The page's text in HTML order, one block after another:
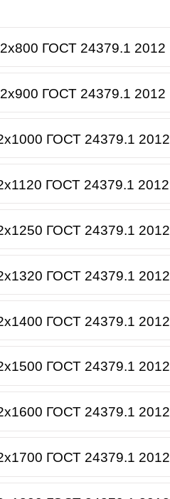
ГОСТ 24379.1 2012
ГОСТ 24379.1 2012
ГОСТ 24379.1 2012
ГОСТ 24379.1 2012
ГОСТ 24379.1 2012
ГОСТ 24379.1 2012
ГОСТ 24379.1 2012
ГОСТ 24379.1 2012
ГОСТ 24379.1 2012
ГОСТ 24379.1 2012